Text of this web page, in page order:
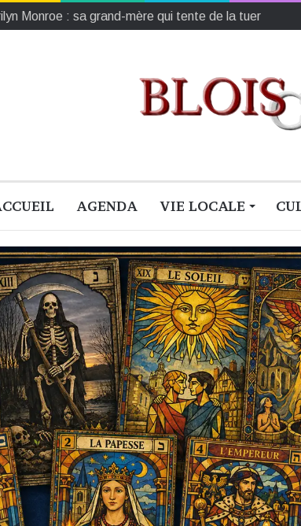
Marques peint l’arbre comme un passage entre
AGENDA VIE LOCALE